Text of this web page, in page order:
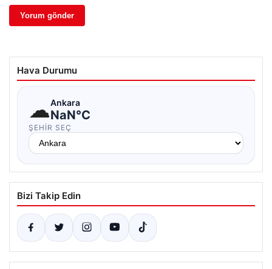
Hava Durumu
☁Ankara
NaN°C
ŞEHIR SEÇ
Bizi Takip Edin